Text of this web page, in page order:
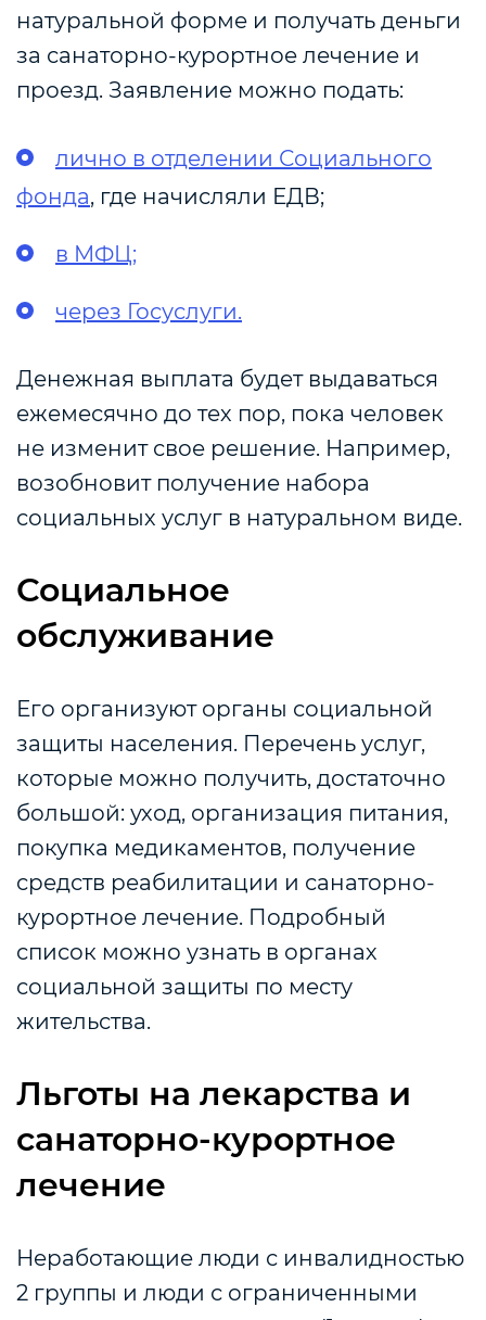
натуральной форме и получать деньги
за санаторно-курортное лечение и
проезд. Заявление можно подать:
лично в отделении Социального
фонда, где начисляли ЕДВ;
в МФЦ;
через Госуслуги.
Денежная выплата будет выдаваться
ежемесячно до тех пор, пока человек
не изменит свое решение. Например,
возобновит получение набора
социальных услуг в натуральном виде.
Социальное
обслуживание
Его организуют органы социальной
защиты населения. Перечень услуг,
которые можно получить, достаточно
большой: уход, организация питания,
покупка медикаментов, получение
средств реабилитации и санаторно-
курортное лечение. Подробный
список можно узнать в органах
социальной защиты по месту
жительства.
Льготы на лекарства и
санаторно-курортное
лечение
Неработающие люди с инвалидностью
2 группы и люди с ограниченными